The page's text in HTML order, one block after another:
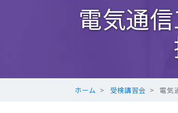
電気通
ホーム 受検講習会 電気